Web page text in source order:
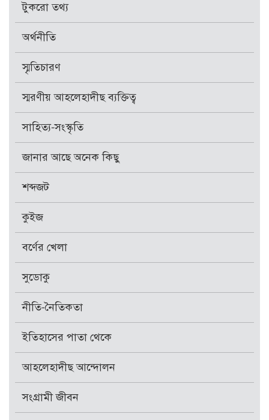
টুকরো তথ্য
অর্থনীতি
স্মৃতিচারণ
স্মরণীয় আহলেহাদীছ ব্যক্তিত্ব
সাহিত্য-সংস্কৃতি
জানার আছে অনেক কিছু
শব্দজট
কুইজ
বর্ণের খেলা
সুডোকু
নীতি-নৈতিকতা
ইতিহাসের পাতা থেকে
আহলেহাদীছ আন্দোলন
সংগ্রামী জীবন